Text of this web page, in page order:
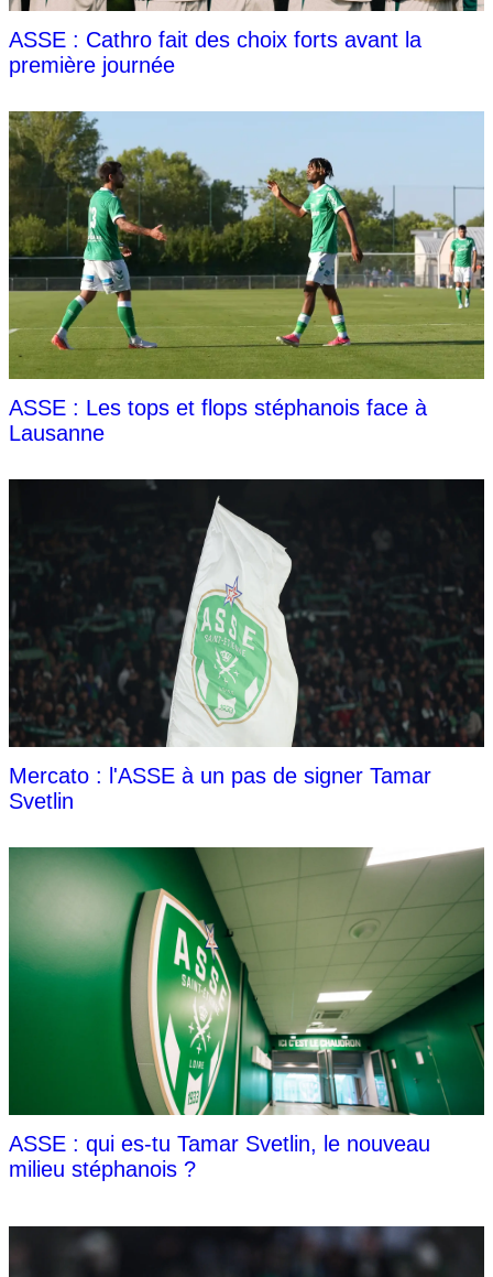
ASSE : Cathro fait des choix forts avant la
première journée
ASSE : Les tops et flops stéphanois face à
Lausanne
Mercato : l'ASSE à un pas de signer Tamar
Svetlin
ASSE : qui es-tu Tamar Svetlin, le nouveau
milieu stéphanois ?